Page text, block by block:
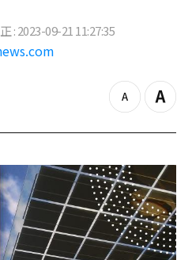
: 2023-09-21 11:27:35
z
o
o
u
t
Z
o
i
n